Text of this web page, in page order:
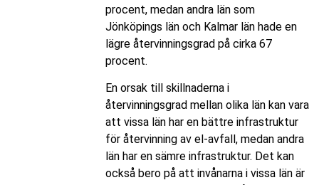
procent, medan andra län som
Jönköpings län och Kalmar län hade en
lägre återvinningsgrad på cirka 67
procent.
En orsak till skillnaderna i
återvinningsgrad mellan olika län kan vara
att vissa län har en bättre infrastruktur
för återvinning av el-avfall, medan andra
län har en sämre infrastruktur. Det kan
också bero på att invånarna i vissa län är